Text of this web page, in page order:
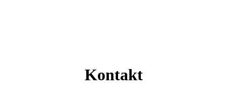
Kontakt